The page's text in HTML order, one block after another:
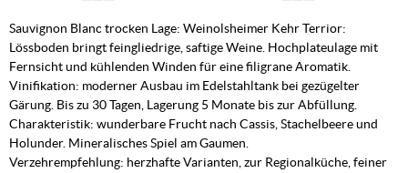
Sauvignon Blanc trocken Lage: Weinolsheimer Kehr Terrior:
Lössboden bringt feingliedrige, saftige Weine. Hochplateulage mit
Fernsicht und kühlenden Winden für eine filigrane Aromatik.
Vinifikation: moderner Ausbau im Edelstahltank bei gezügelter
Gärung. Bis zu 30 Tagen, Lagerung 5 Monate bis zur Abfüllung.
Charakteristik: wunderbare Frucht nach Cassis, Stachelbeere und
Holunder. Mineralisches Spiel am Gaumen.
Verzehrempfehlung: herzhafte Varianten, zur Regionalküche, feiner